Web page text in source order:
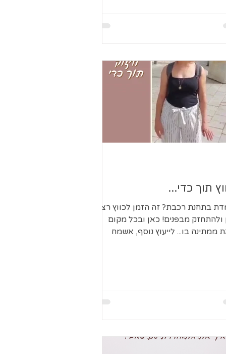
תוך כדי...
בתחנת רכבת? זה הזמן לכווץ רצפת
ולהתחזק מבפנים! כאן ובכל מקום
ממתינה בו... לייעוץ נוסף, אשמח